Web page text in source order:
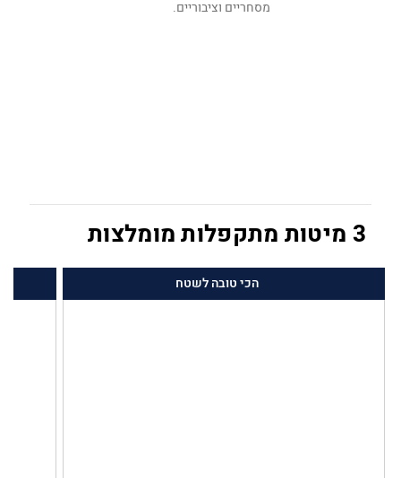
מסחריים וציבוריים.
3 מיטות מתקפלות מומלצות
הכי טובה לשטח